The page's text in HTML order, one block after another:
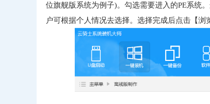
位旗舰版系统为例子)。勾选需要进入的PE系统
户可根据个人情况去选择。选择完成后点击【浏